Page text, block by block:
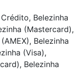
Belezinha
(Mastercard),
Belezinha
(Visa),
Belezinha